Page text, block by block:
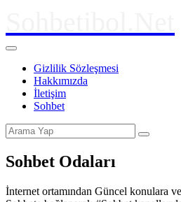
Gizlilik Sözleşmesi
Hakkımızda
İletişim
Sohbet
Sohbet Odaları
İnternet ortamından Güncel konulara